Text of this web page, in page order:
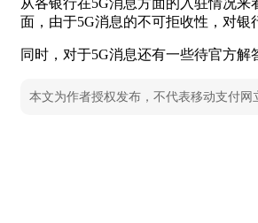
从各银行在5G消息方面的入驻情况
面，由于5G消息的不可拒收性，对银
同时，对于5G消息还有一些待官方
本文为作者授权发布，不代表移动支付网